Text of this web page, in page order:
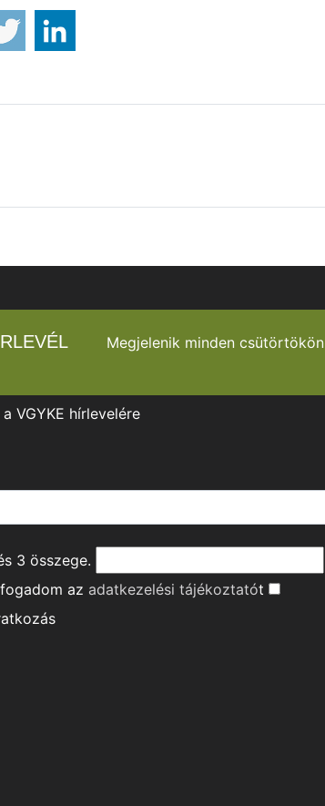
Megjelenik minden csütörtökön
VGYKE hírlevelére
3 összege.
az adatkezelési tájékoztatót